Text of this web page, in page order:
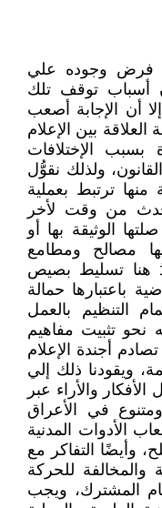
فرض وجوده علي
أسباب توقف تلك
أن الإجابة أصعب
بين الإعلام
بسبب الإختلافات
ولذلك نقوُّل
ترتبط بعملية
تحدث من وقت لأخر
الوثيقة بها أو
مصالح ومطامع
هنا تسليط بصيص
باعتبارها حمالة
التنظيم بالعمل
نحو تثبيت مفاهيم
أجندة الإعلام
ويقودنا ذلك إلي
والأراء عبر
في الأعراق
الأدوات المدنية
وأيضًا التفاكر مع
والمخالفة للحركة
المشترك، ويجب